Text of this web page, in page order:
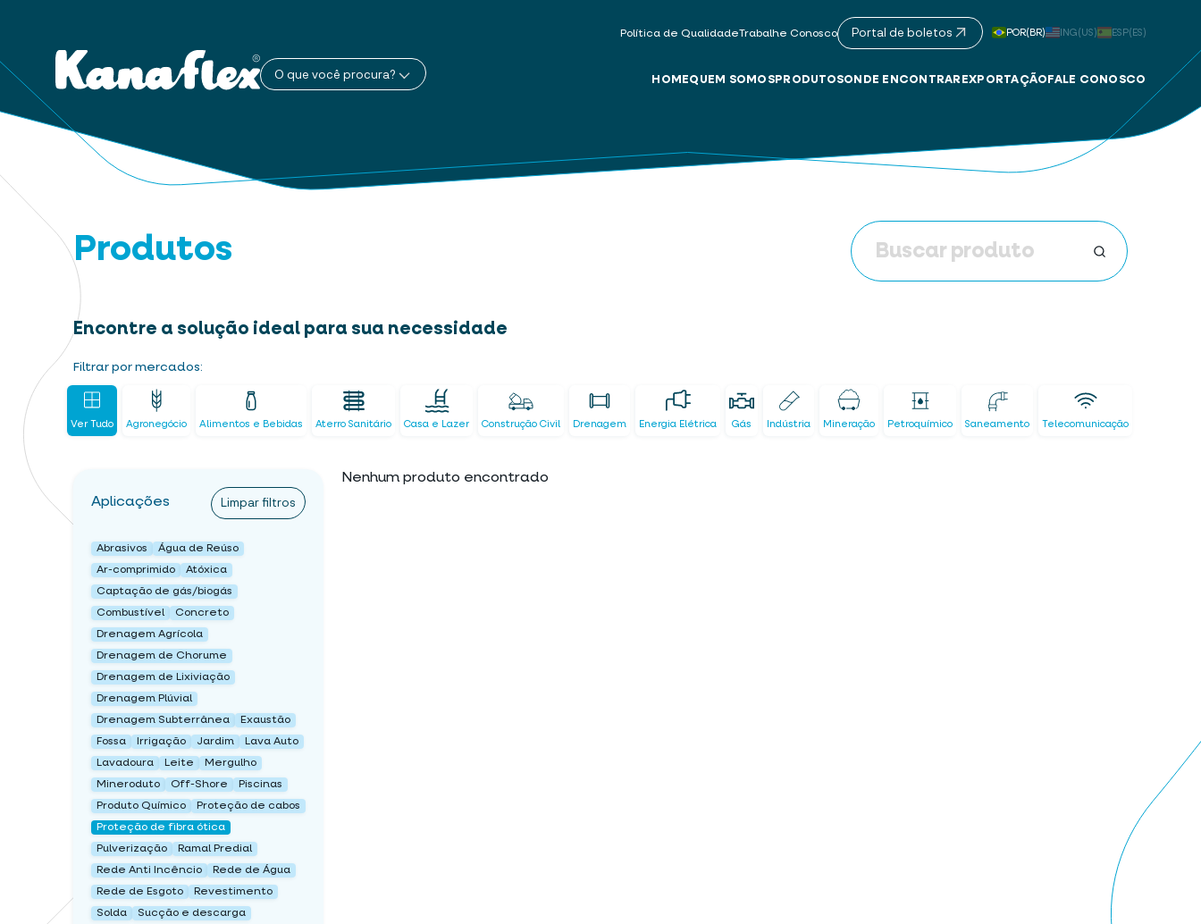
Política de QualidadeTrabalhe Conosco Portal de boletos POR(BR) ING(US) ESP(ES)
O que você procura? HOMEQUEM SOMOS PRODUTOSONDE ENCONTRAR EXPORTAÇÃO FALE CONOSCO
Produtos
Encontre a solução ideal para sua necessidade
Filtrar por mercados:
Ver Tudo Agronegócio Alimentos e Bebidas Aterro Sanitário Casa e Lazer Construção Civil Drenagem Energia Elétrica Gás Indústria Mineração Petroquímico Saneamento Telecomunicação
Aplicações Limpar filtros
Abrasivos
Água de Reúso
Ar-comprimido
Atóxica
Captação de gás/biogás
Combustível
Concreto
Drenagem Agrícola
Drenagem de Chorume
Drenagem de Lixiviação
Drenagem Plúvial
Drenagem Subterrânea
Exaustão
Fossa
Irrigação Jardim
Lava Auto
Lavadoura
Leite
Mergulho
Mineroduto
Off-Shore
Piscinas
Produto Químico
Proteção de cabos
Proteção de fibra ótica
Pulverização
Ramal Predial
Rede Anti Incêncio
Rede de Água
Rede de Esgoto
Revestimento
Solda
Sucção e descarga
Nenhum produto encontrado